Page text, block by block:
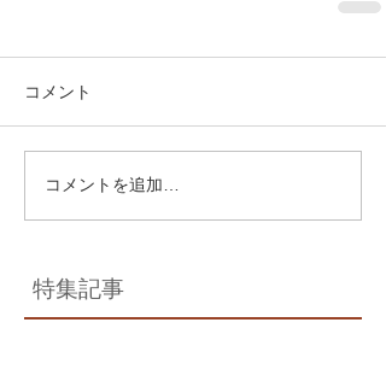
コメント
コメントを追加…
特集記事